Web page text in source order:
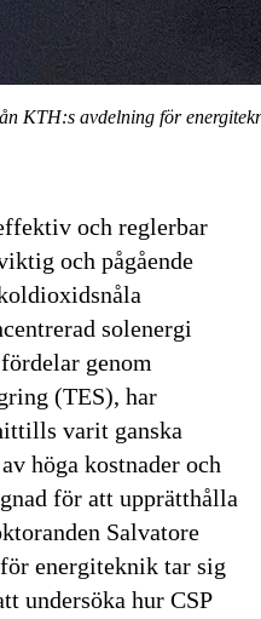
KTH:s avdelning för
och reglerbar
och pågående
solenergi
genom
(TES), har
varit ganska
höga kostnader och
för att upprätthålla
Salvatore
energiteknik tar sig
undersöka hur CSP